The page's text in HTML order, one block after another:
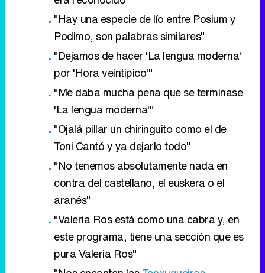
"Hay una especie de lío entre Posium y
Podimo, son palabras similares"
"Dejamos de hacer 'La lengua moderna'
por 'Hora veintipico'"
"Me daba mucha pena que se terminase
'La lengua moderna'"
"Ojalá pillar un chiringuito como el de
Toni Cantó y ya dejarlo todo"
"No tenemos absolutamente nada en
contra del castellano, el euskera o el
aranés"
"Valeria Ros está como una cabra y, en
este programa, tiene una sección que es
pura Valeria Ros"